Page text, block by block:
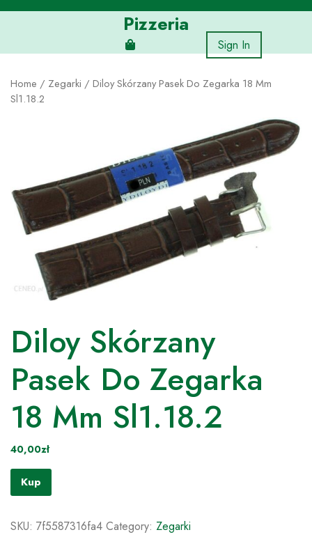
Skip
Pizzeria
Sign In
Home / Zegarki / Diloy Skórzany Pasek Do Zegarka 18 Mm
Sl1.18.2
Diloy Skórzany
Pasek Do Zegarka
18 Mm Sl1.18.2
40,00zł
Kup
SKU: 7f5587316fa4 Category: Zegarki